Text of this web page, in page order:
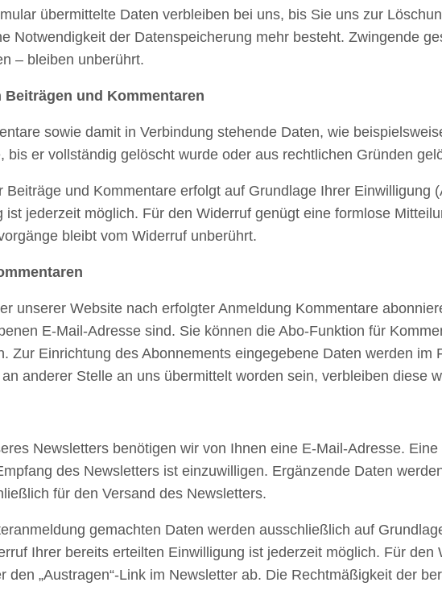
übermittelte Daten verbleiben bei uns, bis Sie uns zur
Notwendigkeit der Datenspeicherung mehr besteht. Zwingende
– bleiben unberührt.
und Kommentaren
sowie damit in Verbindung stehende Daten, wie
bis er vollständig gelöscht wurde oder aus rechtlichen Gründen
Beiträge und Kommentare erfolgt auf Grundlage Ihrer Einwilligung
ist jederzeit möglich. Für den Widerruf genügt eine formlose
bleibt vom Widerruf unberührt.
unserer Website nach erfolgter Anmeldung Kommentare
E-Mail-Adresse sind. Sie können die Abo-Funktion für
Zur Einrichtung des Abonnements eingegebene Daten werden
anderer Stelle an uns übermittelt worden sein, verbleiben diese
Newsletters benötigen wir von Ihnen eine E-Mail-Adresse.
des Newsletters ist einzuwilligen. Ergänzende Daten
für den Versand des Newsletters.
gemachten Daten werden ausschließlich auf
Ihrer bereits erteilten Einwilligung ist jederzeit möglich. Für
den „Austragen“-Link im Newsletter ab. Die Rechtmäßigkeit der